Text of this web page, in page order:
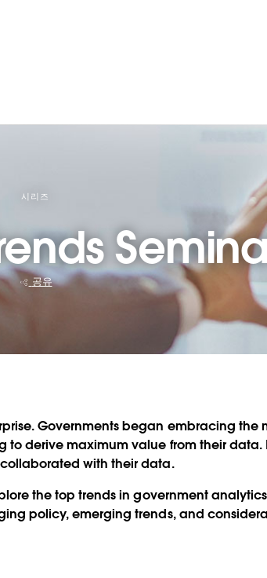
for 계획 및 가격
시리즈
공유
Governments began embracing
derive maximum value from their data.
with their data.
the top trends in government analytics
policy, emerging trends, and